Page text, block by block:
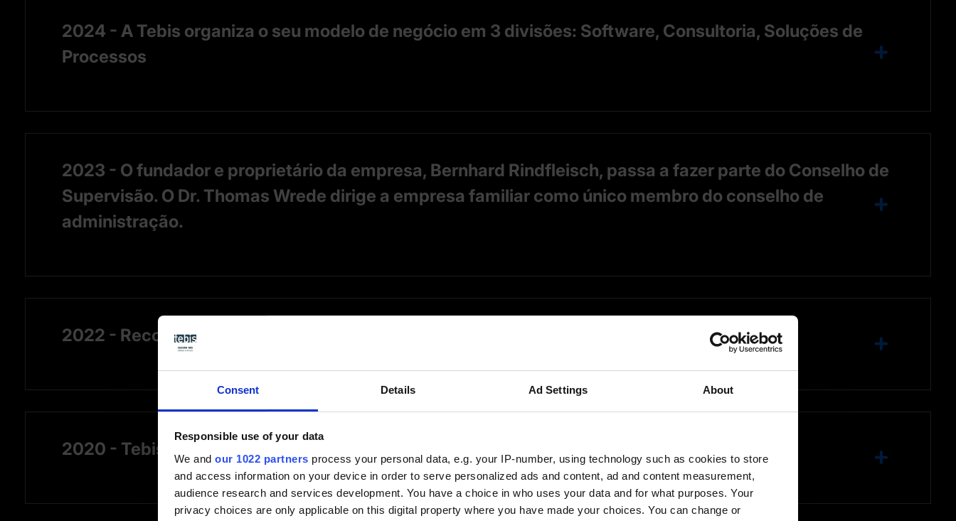
Consent Details Ad Settings About
Responsible use of your data
We and our 1022 partners process your personal data, e.g. your IP-number, using technology such as cookies to store
and access information on your device in order to serve personalized ads and content, ad and content measurement,
audience research and services development. You have a choice in who uses your data and for what purposes. Your
privacy choices are only applicable on this digital property where you have made your choices. You can change or
2024 - A Tebis organiza o seu modelo de negócio em 3 divisões: Software, Consultoria, Soluções de
Processos
2023 - O fundador e proprietário da empresa, Bernhard Rindfleisch, passa a fazer parte do Conselho de
Supervisão. O Dr. Thomas Wrede dirige a empresa familiar como único membro do conselho de
administração.
2022 - Reconhecimento como "Best of Consulting Mittelstand 2022"
2020 - Tebis 4.1 com uma base de sistema paramétrico/associativo e um núcleo sólido